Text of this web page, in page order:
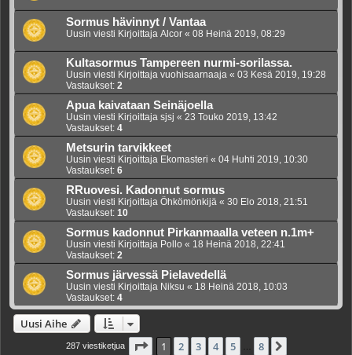
Sormus hävinnyt / Vantaa
Uusin viesti Kirjoittaja Alcor « 08 Heinä 2019, 08:29
Kultasormus Tampereen nurmi-sorilassa.
Uusin viesti Kirjoittaja vuohisaarnaaja « 03 Kesä 2019, 19:28
Vastaukset: 2
Apua kaivataan Seinäjoella
Uusin viesti Kirjoittaja sjsj « 23 Touko 2019, 13:42
Vastaukset: 4
Metsurin tarvikkeet
Uusin viesti Kirjoittaja Ekomasteri « 04 Huhti 2019, 10:30
Vastaukset: 6
RRuovesi. Kadonnut sormus
Uusin viesti Kirjoittaja Öhkömönkijä « 30 Elo 2018, 21:51
Vastaukset: 10
Sormus kadonnut Pirkanmaalla veteen n.1m+
Uusin viesti Kirjoittaja Pollo « 18 Heinä 2018, 22:41
Vastaukset: 2
Sormus järvessä Pielavedellä
Uusin viesti Kirjoittaja Niksu « 18 Heinä 2018, 10:03
Vastaukset: 4
Uusi Aihe
287 viestiketjua Sivu /8
1 2 3 4 5 8